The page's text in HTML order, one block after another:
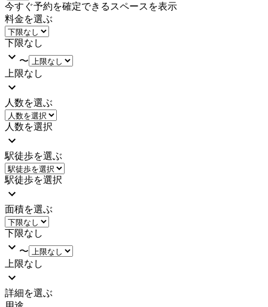
今すぐ予約を確定できるスペースを表示
料金を選ぶ
下限なし
〜
上限なし
人数を選ぶ
人数を選択
駅徒歩を選ぶ
駅徒歩を選択
面積を選ぶ
下限なし
〜
上限なし
詳細を選ぶ